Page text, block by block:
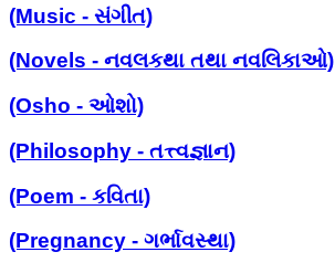
(Music - સંગીત)
(Novels - નવલકથા તથા નવલિકાઓ)
(Osho - ઓશો)
(Philosophy - તત્ત્વજ્ઞાન)
(Poem - કવિતા)
(Pregnancy - ગર્ભાવસ્થા)